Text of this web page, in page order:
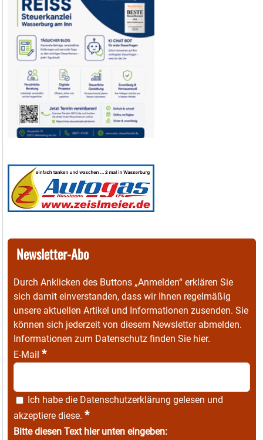
Newsletter-Abo
Durch Anklicken des Buttons „Anmelden“ erklären Sie
sich damit einverstanden, dass wir Ihnen regelmäßig
unsere aktuellen Artikel und Informationen zusenden. Sie
können sich jederzeit von diesem Newsletter abmelden.
Informationen zum Datenschutz finden Sie hier.
E-Mail *
Ich habe die Datenschutzerklärung gelesen und
akzeptiere diese. *
Bitte diesen Text hier unten eingeben: